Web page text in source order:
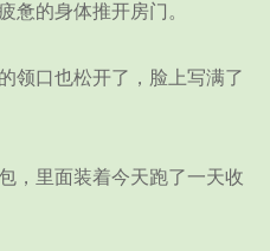
的身体推开房门。
口也松开了，脸上写满了
里面装着今天跑了一天收